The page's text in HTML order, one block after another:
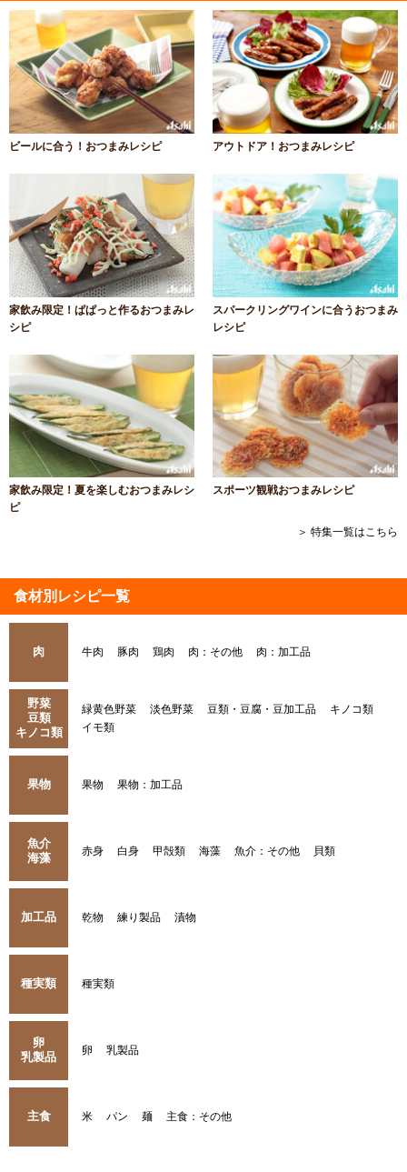
ビールに合う！おつまみレシピ アウトドア！おつまみレシピ
家飲み限定！ぱぱっと作るおつまみレ
シピ
スパークリングワインに合うおつまみ
レシピ
家飲み限定！夏を楽しむおつまみレシ
ピ
スポーツ観戦おつまみレシピ
＞ 特集一覧はこちら
食材別レシピ一覧
肉 牛肉 豚肉 鶏肉 肉：その他 肉：加工品
野菜
豆類
キノコ類
緑黄色野菜 淡色野菜 豆類・豆腐・豆加工品
キノコ類
イモ類
果物 果物 果物：加工品
魚介
海藻
赤身 白身 甲殻類 海藻 魚介：その他 貝類
加工品 乾物 練り製品 漬物
種実類 種実類
卵
乳製品
卵 乳製品
主食 米 パン 麺 主食：その他